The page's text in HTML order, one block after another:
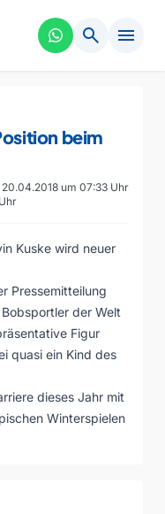
search menu
beim
um 07:33 Uhr
Kuske wird neuer
Pressemitteilung
der Welt
Figur
quasi ein Kind des
dieses Jahr mit
Winterspielen